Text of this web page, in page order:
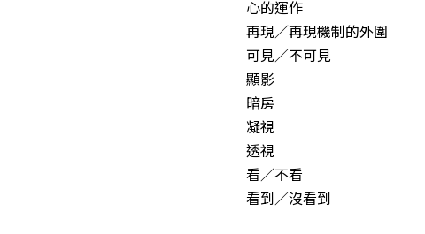
心的運作
再現／再現機制的外圍
可見／不可見
顯影
暗房
凝視
透視
看／不看
看到／沒看到